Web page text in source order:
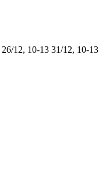
26/12, 10-13 31/12, 10-13